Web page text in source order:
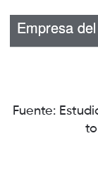
Fuente: